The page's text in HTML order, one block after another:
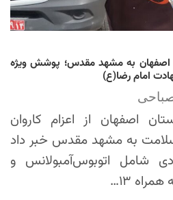
اصفهان به مشهد مقدس؛ پوشش ویژه
امام رضا(ع)
اصفهان از اعزام کاروان
به مشهد مقدس خبر داد
امدادی شامل اتوبوس‌آمبولانس و
۱۳…